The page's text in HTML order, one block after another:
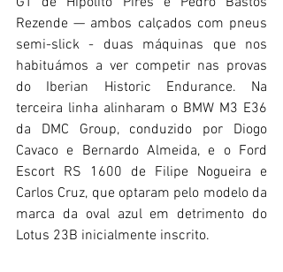
Rezende — ambos calçados com pneus
semi-slick - duas máquinas que nos
habituámos a ver competir nas provas
do Iberian Historic Endurance. Na
terceira linha alinharam o BMW M3 E36
da DMC Group, conduzido por Diogo
Cavaco e Bernardo Almeida, e o Ford
Escort RS 1600 de Filipe Nogueira e
Carlos Cruz, que optaram pelo modelo da
marca da oval azul em detrimento do
Lotus 23B inicialmente inscrito.